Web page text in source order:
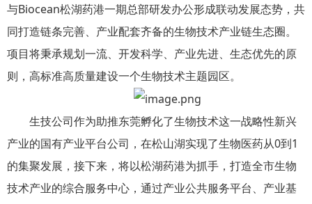
与Biocean松湖药港一期总部研发办公形成联动发展态势，共
同打造链条完善、产业配套齐备的生物技术产业链生态圈。
项目将秉承规划一流、开发科学、产业先进、生态优先的原
则，高标准高质量建设一个生物技术主题园区。
生技公司作为助推东莞孵化了生物技术这一战略性新兴
产业的国有产业平台公司，在松山湖实现了生物医药从0到1
的集聚发展，接下来，将以松湖药港为抓手，打造全市生物
技术产业的综合服务中心，通过产业公共服务平台、产业基